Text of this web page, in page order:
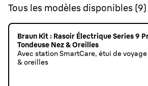
Tous les modèles disponibles (9)
Braun Kit : Rasoir Électrique Series 9
Tondeuse Nez & Oreilles
Avec station SmartCare, étui de
& oreilles